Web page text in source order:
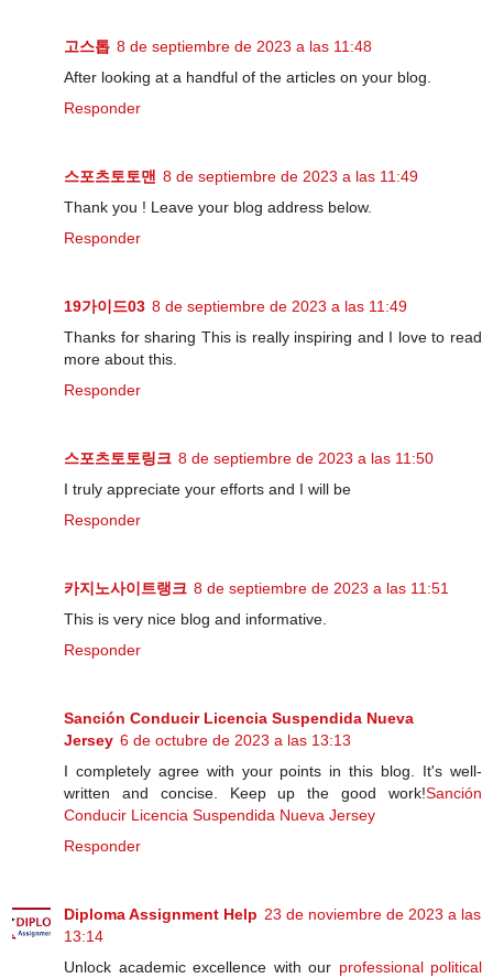
고스톱 8 de septiembre de 2023 a las 11:48
After looking at a handful of the articles on your blog.
Responder
스포츠토토맨 8 de septiembre de 2023 a las 11:49
Thank you ! Leave your blog address below.
Responder
19가이드03 8 de septiembre de 2023 a las 11:49
Thanks for sharing This is really inspiring and I love to read
more about this.
Responder
스포츠토토링크 8 de septiembre de 2023 a las 11:50
I truly appreciate your efforts and I will be
Responder
카지노사이트랭크 8 de septiembre de 2023 a las 11:51
This is very nice blog and informative.
Responder
Sanción Conducir Licencia Suspendida Nueva
Jersey 6 de octubre de 2023 a las 13:13
I completely agree with your points in this blog. It's well-
written and concise. Keep up the good work!Sanción
Conducir Licencia Suspendida Nueva Jersey
Responder
Diploma Assignment Help 23 de noviembre de 2023 a las
13:14
Unlock academic excellence with our professional political